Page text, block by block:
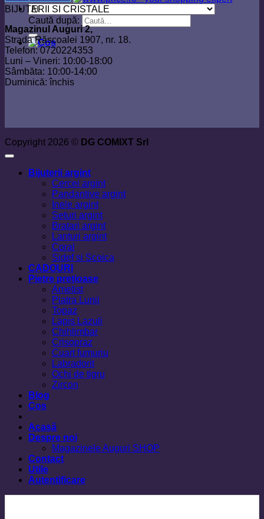
Caută după:
BIJUTERII SI CRISTALE
Magazinul Auguri 2,
Strada Răscoalei 1907, nr. 18.
Telefon: 0720224353
Luni – Vineri: 10:00-18:00
Sâmbăta: 10:00-14:00
Duminică: închis
Copyright 2026 © DG COMIXT Srl
Bijuterii argint
Cercei argint
Pandantive argint
Inele argint
Seturi argint
Bratari argint
Lanturi argint
Coral
Sidef si Scoica
CADOURI
Pietre prețioase
Ametist
Piatra Lunii
Topaz
Lapis Lazuli
Chihlimbar
Crisopraz
Cuart fumuriu
Labradorit
Ochi de tigru
Zircon
Blog
Cos
Acasă
Despre noi
Magazinele Auguri SHOP
Contact
Utile
Autentificare